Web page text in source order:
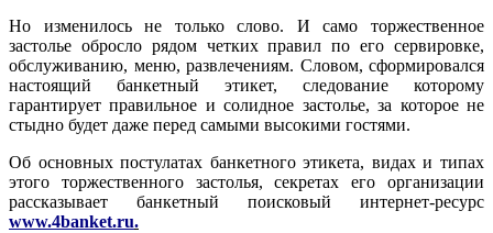
Но изменилось не только слово. И само торжественное
застолье обросло рядом четких правил по его сервировке,
обслуживанию, меню, развлечениям. Словом, сформировался
настоящий банкетный этикет, следование которому
гарантирует правильное и солидное застолье, за которое не
стыдно будет даже перед самыми высокими гостями.
Об основных постулатах банкетного этикета, видах и типах
этого торжественного застолья, секретах его организации
рассказывает банкетный поисковый интернет-ресурс
www.4banket.ru.